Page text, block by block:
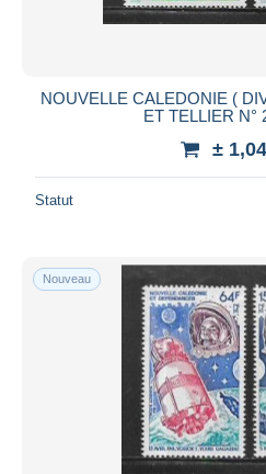
NOUVELLE CALEDONIE (
ET TELLIER N°
±
Statut
Nouveau